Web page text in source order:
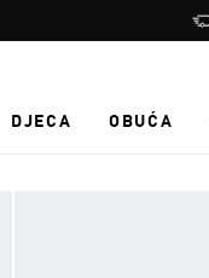
DJECA OBUĆA